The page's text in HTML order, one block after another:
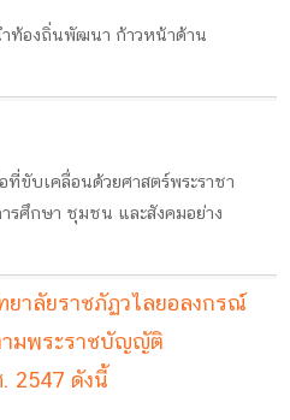
ท้องถิ่นพัฒนา ก้าวหน้าด้าน
ขับเคลื่อนด้วยศาสตร์พระราชา
ศึกษา ชุมชน และสังคมอย่าง
าลัยราชภัฏวไลยอลงกรณ์
มพระราชบัญญัติ
2547 ดังนี้